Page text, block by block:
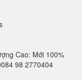
Cao: Mới 100%
98 2770404